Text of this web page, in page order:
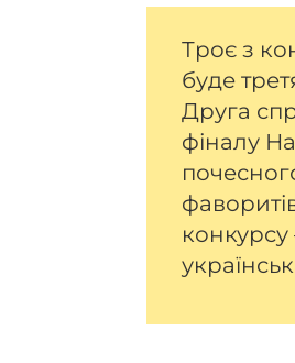
Троє з
буде
Друга
фіналу
конкурсу